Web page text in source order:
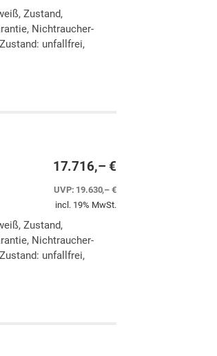
Zustand,
Nichtraucher-
unfallfrei,
17.716,– €
UVP: 19.630,– €
incl. 19% MwSt.
Zustand,
Nichtraucher-
unfallfrei,